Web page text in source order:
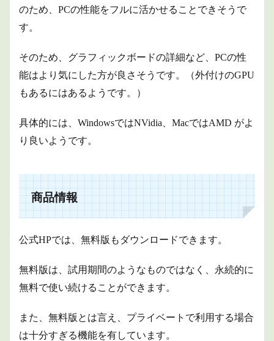
のため、PCの性能をフルに活かせることできそうで
す。
そのため、グラフィックボードの詳細など、PCの性
能はより気にした方が良さそうです。（外付けのGPU
もあるにはあるようです。）
具体的には、WindowsではNVidia、MacではAMD がよ
り良いようです。
商品情報
公式HPでは、無料版もダウンロードできます。
無料版は、試用期間のようなものではなく、永続的に
無料で使い続けることができます。
また、 無料版とは言え、プライベートで利用する場合
は十分すぎる機能を有しています。